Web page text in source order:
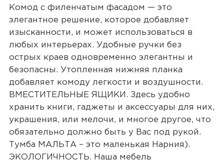
Комод с филенчатым фасадом — это
элегантное решение, которое добавляет
изысканности, и может использоваться в
любых интерьерах. Удобные ручки без
острых краев одновременно элегантны и
безопасны. Утопленная нижняя планка
добавляет комоду легкости и воздушности.
ВМЕСТИТЕЛЬНЫЕ ЯЩИКИ. Здесь удобно
хранить книги, гаджеты и аксессуары для них,
украшения, или мелочи, и многое другое, что
обязательно должно быть у Вас под рукой.
Тумба МАЛЬТА – это маленькая Нарния).
ЭКОЛОГИЧНОСТЬ. Наша мебель